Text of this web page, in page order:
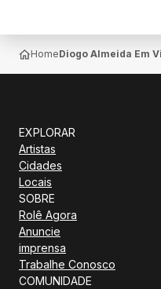
HomeDiogo Almeida Em
EXPLORAR
Artistas
Cidades
Locais
SOBRE
Rolê Agora
Anuncie
imprensa
Trabalhe Conosco
COMUNIDADE